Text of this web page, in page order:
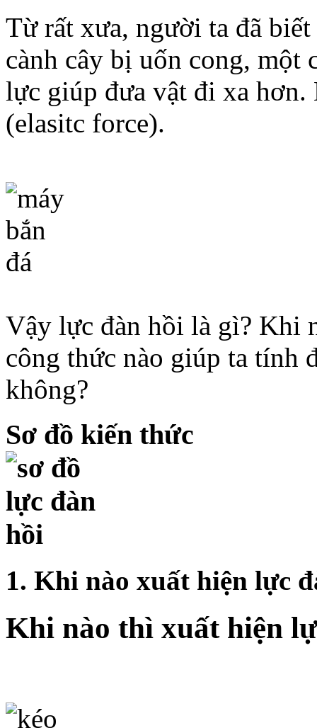
Từ rất xưa, người ta đã
cành cây bị uốn cong, một
lực giúp đưa vật đi xa
(elasitc force).
Vậy lực đàn hồi là gì? Khi
công thức nào giúp ta tính
không?
Sơ đồ kiến thức
1. Khi nào xuất hiện lực
Khi nào thì xuất hiện